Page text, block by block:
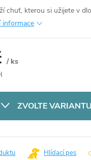
chuť, kterou si užijete v
informace
/ ks
ZVOLTE VARIANTU
Hlídací pes